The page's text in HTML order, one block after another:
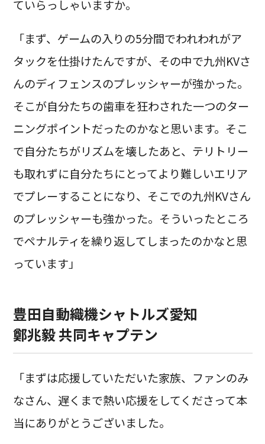
ていらっしゃいますか。
「まず、ゲームの入りの5分間でわれわれがア
タックを仕掛けたんですが、その中で九州KVさ
んのディフェンスのプレッシャーが強かった。
そこが自分たちの歯車を狂わされた一つのター
ニングポイントだったのかなと思います。そこ
で自分たちがリズムを壊したあと、テリトリー
も取れずに自分たちにとってより難しいエリア
でプレーすることになり、そこでの九州KVさん
のプレッシャーも強かった。そういったところ
でペナルティを繰り返してしまったのかなと思
っています」
豊田自動織機シャトルズ愛知
鄭兆毅 共同キャプテン
「まずは応援していただいた家族、ファンのみ
なさん、遅くまで熱い応援をしてくださって本
当にありがとうございました。